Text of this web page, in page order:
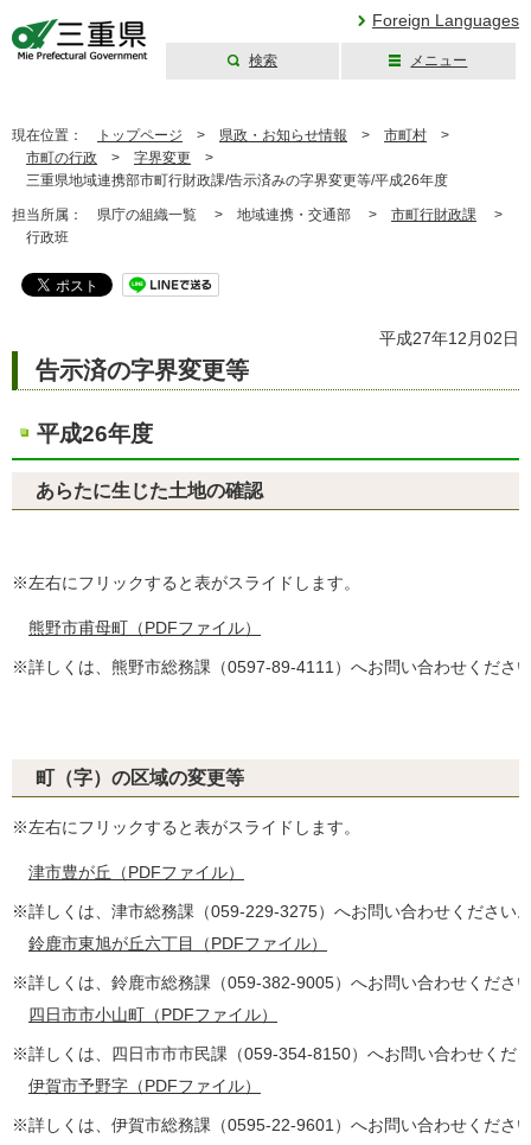
Foreign Languages
検索 メニュー
現在位置： トップページ > 県政・お知らせ情報 > 市町村 >
市町の行政 > 字界変更 >
三重県地域連携部市町行財政課/告示済みの字界変更等/平成26年度
担当所属： 県庁の組織一覧 > 地域連携・交通部 > 市町行財政課 >
行政班
平成27年12月02日
告示済の字界変更等
平成26年度
あらたに生じた土地の確認
※左右にフリックすると表がスライドします。
熊野市甫母町（PDFファイル）
※詳しくは、熊野市総務課（0597-89-4111）へお問い合わせくださ
町（字）の区域の変更等
※左右にフリックすると表がスライドします。
津市豊が丘（PDFファイル）
※詳しくは、津市総務課（059‐229‐3275）へお問い合わせください
鈴鹿市東旭が丘六丁目（PDFファイル）
※詳しくは、鈴鹿市総務課（059‐382‐9005）へお問い合わせくださ
四日市市小山町（PDFファイル）
※詳しくは、四日市市市民課（059-354-8150）へお問い合わせくだ
伊賀市予野字（PDFファイル）
※詳しくは、伊賀市総務課（0595-22-9601）へお問い合わせくださ